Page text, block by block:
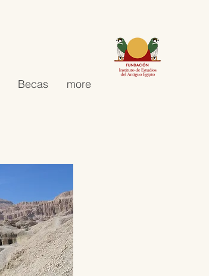
Becas more